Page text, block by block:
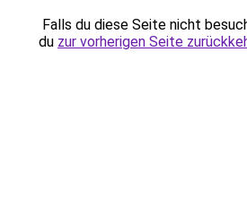
Falls du diese Seite nicht
du zur vorherigen Seite